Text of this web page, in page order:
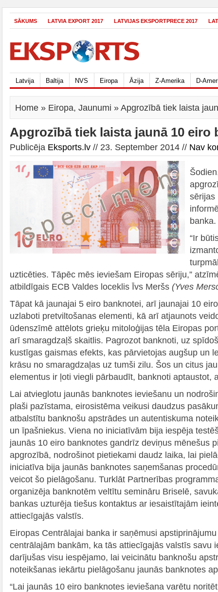
SĀKUMS LATVIA EXPORT 2017 LATVIJAS EKSPORTPRECE 2017
Latvija Baltija NVS Eiropa Āzija Z-Amerika D-
Home » Eiropa, Jaunumi » Apgrozībā tiek laista
Apgrozībā tiek laista jaunā 10 eiro
Publicēja Eksports.lv // 23. September 2014 // Nav
sērijas
banka.
“Ir
uzticēties. Tāpēc mēs ieviešam Eiropas sēriju,”
atbildīgais ECB Valdes loceklis Īvs Meršs (Yves
Tāpat kā jaunajai 5 eiro banknotei, arī jaunajai 10
uzlaboti pretviltošanas elementi, kā arī atjaunots
ūdenszīmē attēlots grieķu mitoloģijas tēla Eiropas
arī smaragdzaļš skaitlis. Pagrozot banknoti, uz
kustīgas gaismas efekts, kas pārvietojas augšup un
krāsu no smaragdzaļas uz tumši zilu. Šos un citus
elementus ir ļoti viegli pārbaudīt, banknoti aptaustot,
Lai atvieglotu jaunās banknotes ieviešanu un
plaši pazīstama, eirosistēma veikusi daudzus
atbalstītu banknošu apstrādes un autentiskuma
un īpašniekus. Viena no iniciatīvām bija iespēja
jaunās 10 eiro banknotes gandrīz deviņus mēnešus
apgrozībā, nodrošinot pietiekami daudz laika, lai
iniciatīva bija jaunās banknotes saņemšanas
veicot šo pielāgošanu. Turklāt Partnerības
organizēja banknotēm veltītu semināru Briselē,
bankas uzturēja tiešus kontaktus ar iesaistītajām
attiecīgajās valstīs.
Eiropas Centrālajai banka ir saņēmusi
centrālajām bankām, ka tās attiecīgajās valstīs savu
darījušas visu iespējamo, lai veicinātu banknošu
noteikšanas iekārtu pielāgošanu jaunās banknotes
“Lai jaunās 10 eiro banknotes ieviešana varētu